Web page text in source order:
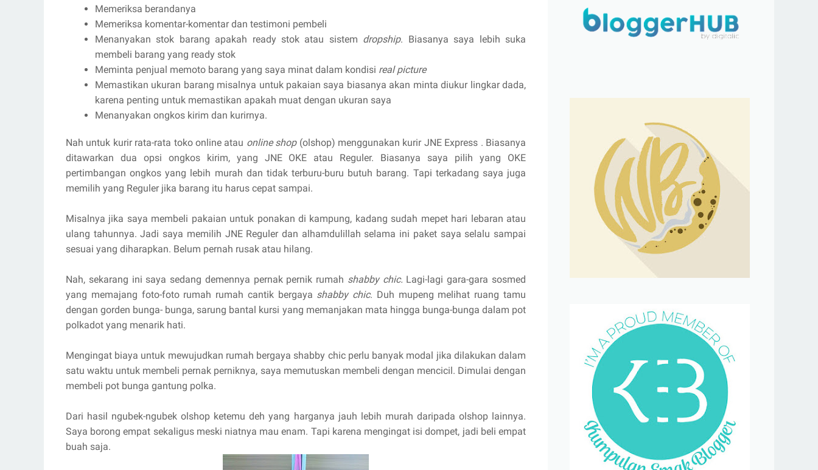
Memeriksa berandanya
Memeriksa komentar-komentar dan testimoni pembeli
Menanyakan stok barang apakah ready stok atau sistem dropship. Biasanya saya lebih suka
membeli barang yang ready stok
Meminta penjual memoto barang yang saya minat dalam kondisi real picture
Memastikan ukuran barang misalnya untuk pakaian saya biasanya akan minta diukur lingkar dada,
karena penting untuk memastikan apakah muat dengan ukuran saya
Menanyakan ongkos kirim dan kurirnya.
Nah untuk kurir rata-rata toko online atau online shop(olshop) menggunakan kurir JNE Express . Biasanya
ditawarkan dua opsi ongkos kirim, yang JNE OKE atau Reguler. Biasanya saya pilih yang OKE
pertimbangan ongkos yang lebih murah dan tidak terburu-buru butuh barang. Tapi terkadang saya juga
memilih yang Reguler jika barang itu harus cepat sampai.
Misalnya jika saya membeli pakaian untuk ponakan di kampung, kadang sudah mepet hari lebaran atau
ulang tahunnya. Jadi saya memilih JNE Reguler dan alhamdulillah selama ini paket saya selalu sampai
sesuai yang diharapkan. Belum pernah rusak atau hilang.
Nah, sekarang ini saya sedang demennya pernak pernik rumah shabby chic. Lagi-lagi gara-gara sosmed
yang memajang foto-foto rumah rumah cantik bergaya shabby chic. Duh mupeng melihat ruang tamu
dengan gorden bunga- bunga, sarung bantal kursi yang memanjakan mata hingga bunga-bunga dalam pot
polkadot yang menarik hati.
Mengingat biaya untuk mewujudkan rumah bergaya shabby chic perlu banyak modal jika dilakukan dalam
satu waktu untuk membeli pernak perniknya, saya memutuskan membeli dengan mencicil. Dimulai dengan
membeli pot bunga gantung polka.
Dari hasil ngubek-ngubek olshop ketemu deh yang harganya jauh lebih murah daripada olshop lainnya.
Saya borong empat sekaligus meski niatnya mau enam. Tapi karena mengingat isi dompet, jadi beli empat
buah saja.